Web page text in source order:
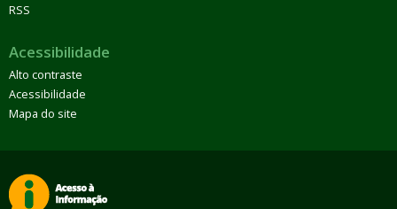
RSS
Acessibilidade
Alto contraste
Acessibilidade
Mapa do site